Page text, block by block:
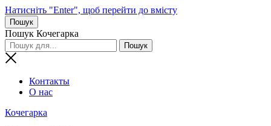
Натисніть "Enter", щоб перейти до вмісту
Пошук
Пошук Кочегарка
Контакты
О нас
Кочегарка